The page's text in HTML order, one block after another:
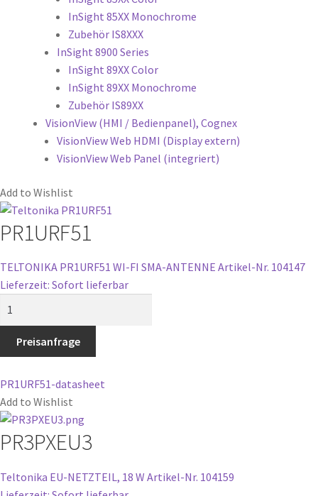
InSight 85XX Monochrome
Zubehör IS8XXX
InSight 8900 Series
InSight 89XX Color
InSight 89XX Monochrome
Zubehör IS89XX
VisionView (HMI / Bedienpanel), Cognex
VisionView Web HDMI (Display extern)
VisionView Web Panel (integriert)
Add to Wishlist
PR1URF51
TELTONIKA PR1URF51 WI-FI SMA-ANTENNE Artikel-Nr. 104147
Lieferzeit: Sofort lieferbar
Preisanfrage
PR1URF51-datasheet
Add to Wishlist
PR3PXEU3
Teltonika EU-NETZTEIL, 18 W Artikel-Nr. 104159